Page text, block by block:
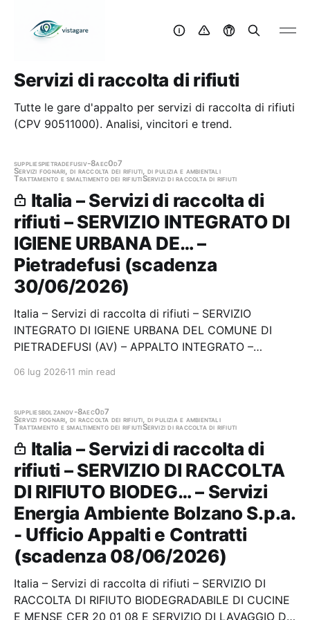
Servizi di raccolta di rifiuti
Tutte le gare d'appalto per servizi di raccolta di rifiuti
(CPV 90511000). Analisi, vincitori e trend.
suppliespietradefusiv-8aec0d7
Servizi fognari, di raccolta dei rifiuti, di pulizia e ambientali
Trattamento e smaltimento dei rifiutiServizi di raccolta di rifiuti
Italia – Servizi di raccolta di
rifiuti – SERVIZIO INTEGRATO DI
IGIENE URBANA DE… –
Pietradefusi (scadenza
30/06/2026)
Italia – Servizi di raccolta di rifiuti – SERVIZIO
INTEGRATO DI IGIENE URBANA DEL COMUNE DI
PIETRADEFUSI (AV) – APPALTO INTEGRATO –
appaltante: Pietradefusi Scadenza 30/06/2026 Gara
06 lug 2026 11 min read
suppliesbolzanov-8aec0d7
Servizi fognari, di raccolta dei rifiuti, di pulizia e ambientali
Trattamento e smaltimento dei rifiutiServizi di raccolta di rifiuti
Italia – Servizi di raccolta di
rifiuti – SERVIZIO DI RACCOLTA
DI RIFIUTO BIODEG… – Servizi
Energia Ambiente Bolzano S.p.a.
- Ufficio Appalti e Contratti
(scadenza 08/06/2026)
Italia – Servizi di raccolta di rifiuti – SERVIZIO DI
RACCOLTA DI RIFIUTO BIODEGRADABILE DI CUCINE
E MENSE CER 20 01 08 E SERVIZIO DI LAVAGGIO DEI